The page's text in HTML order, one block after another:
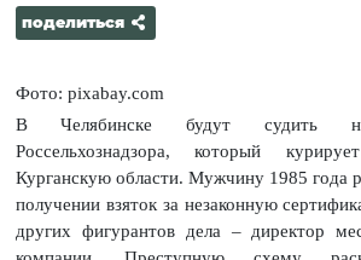
поделиться
Фото: pixabay.com
В Челябинске будут судить
Россельхознадзора, который
Курганскую области. Мужчину 1985 года
получении взяток за незаконную
других фигурантов дела – директор